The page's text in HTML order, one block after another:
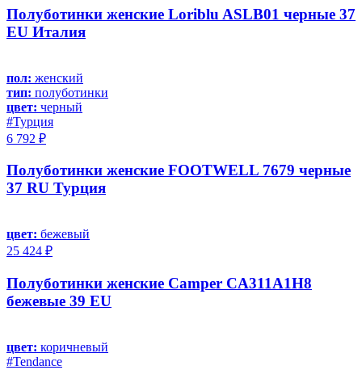
Полуботинки женские Loriblu ASLB01 черные 37
EU Италия
пол: женский
тип: полуботинки
цвет: черный
#Турция
6 792 ₽
Полуботинки женские FOOTWELL 7679 черные
37 RU Турция
цвет: бежевый
25 424 ₽
Полуботинки женские Camper CA311A1H8
бежевые 39 EU
цвет: коричневый
#Tendance